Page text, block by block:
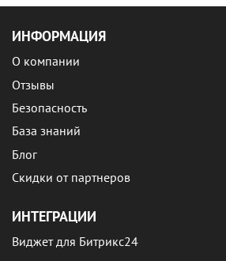
ИНФОРМАЦИЯ
О компании
Отзывы
Безопасность
База знаний
Блог
Скидки от партнеров
ИНТЕГРАЦИИ
Виджет для Битрикс24